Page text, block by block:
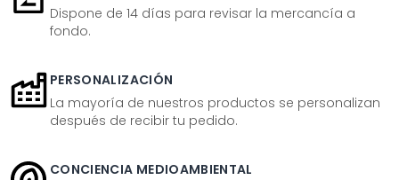
Dispone de 14 días para revisar la mercancía a
fondo.
PERSONALIZACIÓN
La mayoría de nuestros productos se personalizan
después de recibir tu pedido.
CONCIENCIA MEDIOAMBIENTAL